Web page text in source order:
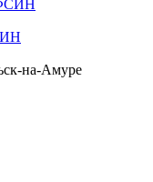
на-Амуре